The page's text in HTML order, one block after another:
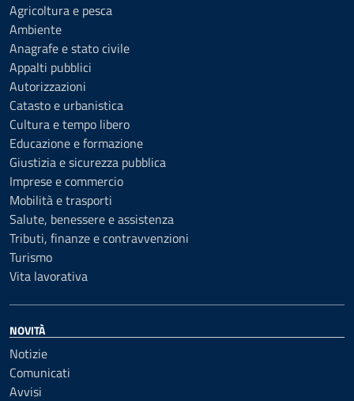
Agricoltura e pesca
Ambiente
Anagrafe e stato civile
Appalti pubblici
Autorizzazioni
Catasto e urbanistica
Cultura e tempo libero
Educazione e formazione
Giustizia e sicurezza pubblica
Imprese e commercio
Mobilità e trasporti
Salute, benessere e assistenza
Tributi, finanze e contravvenzioni
Turismo
Vita lavorativa
NOVITÀ
Notizie
Comunicati
Avvisi